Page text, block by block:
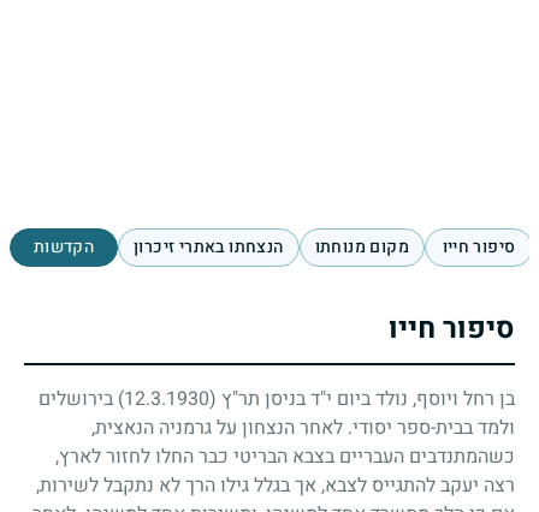
סיפור חייו מקום מנוחתו הנצחתו באתרי זיכרון הקדשות
סיפור חייו
בן רחל ויוסף, נולד ביום י"ד בניסן תר"ץ (12.3.1930)
בירושלים
ולמד בבית-ספר יסודי. לאחר הנצחון על גרמניה הנאצית,
כשהמתנדבים העבריים בצבא הבריטי כבר החלו לחזור לארץ,
רצה יעקב להתגייס לצבא, אך בגלל גילו הרך לא נתקבל לשירות,